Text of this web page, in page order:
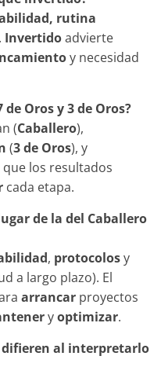
rutina
. Invertidoadvierte
y necesidad
Oros y 3 de Oros?
(Caballero),
(3 de Oros), y
que los resultados
cada etapa.
de la del Caballero
, protocolosy
a largo plazo). El
arrancar proyectos
yoptimizar.
al interpretarlo